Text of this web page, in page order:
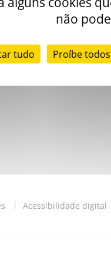
Acessibilidade digital
não
tudo Proíbe